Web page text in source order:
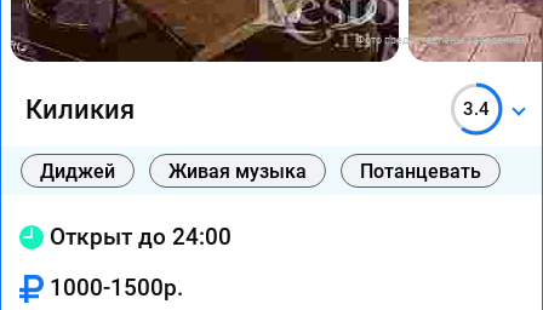
Фото предоставлены заведением
Киликия 3.4
Диджей Живая музыка Потанцевать
Открыт до 24:00
1000-1500р.